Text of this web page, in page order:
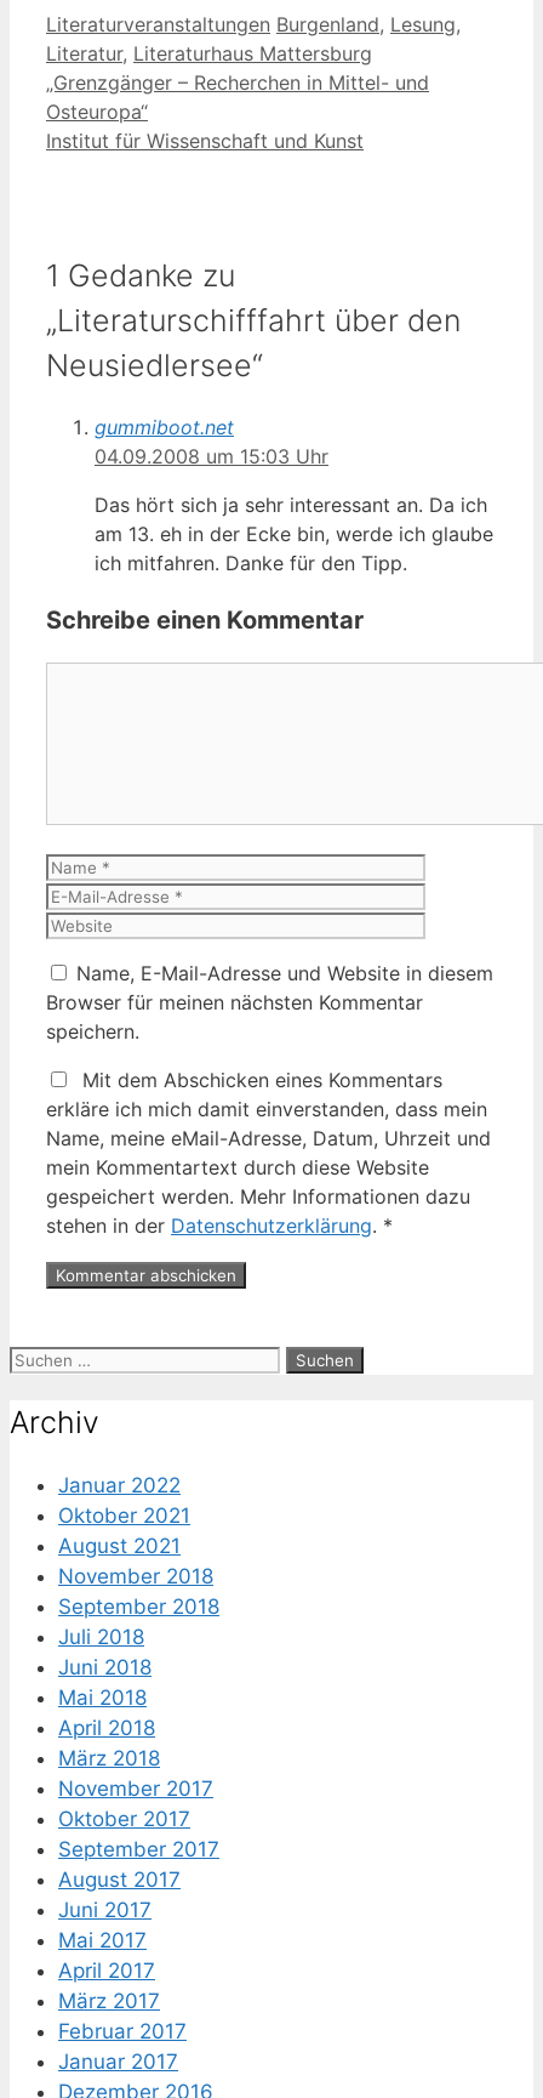
Kategorien
Literaturveranstaltungen Schlagwörter
Burgenland, Lesung,
Literatur, Literaturhaus Mattersburg
„Grenzgänger – Recherchen in Mittel- und
Osteuropa“
Institut für Wissenschaft und Kunst
1 Gedanke zu
„Literaturschifffahrt über den
Neusiedlersee“
gummiboot.net
04.09.2008 um 15:03 Uhr
Das hört sich ja sehr interessant an. Da ich
am 13. eh in der Ecke bin, werde ich glaube
ich mitfahren. Danke für den Tipp.
Schreibe einen Kommentar
Name
Name, E-Mail-Adresse und Website in diesem
Browser für meinen nächsten Kommentar
speichern.
Mit dem Abschicken eines Kommentars
erkläre ich mich damit einverstanden, dass mein
Name, meine eMail-Adresse, Datum, Uhrzeit und
mein Kommentartext durch diese Website
gespeichert werden. Mehr Informationen dazu
stehen in der Datenschutzerklärung. *
Suche
Archiv
Januar 2022
Oktober 2021
August 2021
November 2018
September 2018
Juli 2018
Juni 2018
Mai 2018
April 2018
März 2018
November 2017
Oktober 2017
September 2017
August 2017
Juni 2017
Mai 2017
April 2017
März 2017
Februar 2017
Januar 2017
Dezember 2016